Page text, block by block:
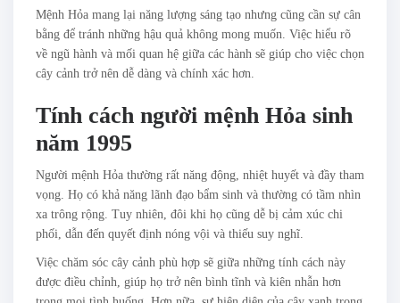
Mệnh Hỏa mang lại năng lượng sáng tạo nhưng cũng cần sự cân
bằng để tránh những hậu quả không mong muốn. Việc hiểu rõ
về ngũ hành và mối quan hệ giữa các hành sẽ giúp cho việc chọn
cây cảnh trở nên dễ dàng và chính xác hơn.
Tính cách người mệnh Hỏa sinh
năm 1995
Người mệnh Hỏa thường rất năng động, nhiệt huyết và đầy tham
vọng. Họ có khả năng lãnh đạo bẩm sinh và thường có tầm nhìn
xa trông rộng. Tuy nhiên, đôi khi họ cũng dễ bị cảm xúc chi
phối, dẫn đến quyết định nóng vội và thiếu suy nghĩ.
Việc chăm sóc cây cảnh phù hợp sẽ giữa những tính cách này
được điều chỉnh, giúp họ trở nên bình tĩnh và kiên nhẫn hơn